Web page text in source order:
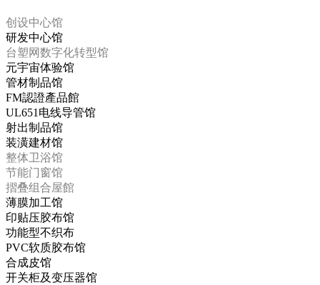
创设中心馆
研发中心馆
台塑网数字化转型馆
元宇宙体验馆
管材制品馆
FM認證產品館
UL651电线导管馆
射出制品馆
装潢建材馆
整体卫浴馆
节能门窗馆
摺叠组合屋館
薄膜加工馆
印贴压胶布馆
功能型不织布
PVC软质胶布馆
合成皮馆
开关柜及变压器馆